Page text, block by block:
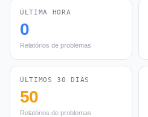
ÚLTIMA HORA
0
Relatórios de problemas
ÚLTIMOS 30 DIAS
50
Relatórios de problemas